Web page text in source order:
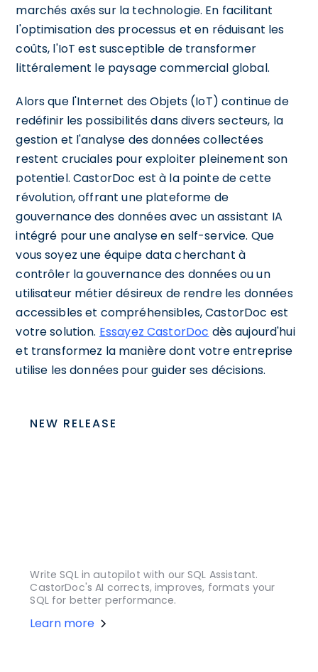
marchés axés sur la technologie. En facilitant
l'optimisation des processus et en réduisant les
coûts, l'IoT est susceptible de transformer
littéralement le paysage commercial global.
Alors que l'Internet des Objets (IoT) continue de
redéfinir les possibilités dans divers secteurs, la
gestion et l'analyse des données collectées
restent cruciales pour exploiter pleinement son
potentiel. CastorDoc est à la pointe de cette
révolution, offrant une plateforme de
gouvernance des données avec un assistant IA
intégré pour une analyse en self-service. Que
vous soyez une équipe data cherchant à
contrôler la gouvernance des données ou un
utilisateur métier désireux de rendre les données
accessibles et compréhensibles, CastorDoc est
votre solution. Essayez CastorDoc dès aujourd'hui
et transformez la manière dont votre entreprise
utilise les données pour guider ses décisions.
NEW RELEASE
Write SQL in autopilot with our SQL Assistant.
CastorDoc's AI corrects, improves, formats your
SQL for better performance.
Learn more